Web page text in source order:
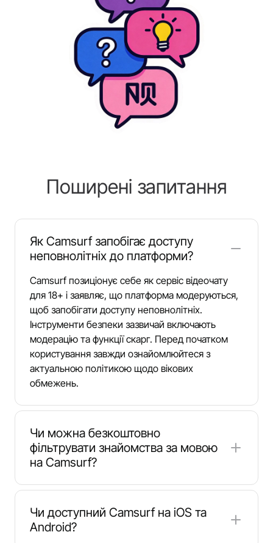
Поширені запитання
Як Camsurf запобігає доступу
неповнолітніх до платформи?
Camsurf позиціонує себе як сервіс відеочату
для 18+ і заявляє, що платформа модеруються,
щоб запобігати доступу неповнолітніх.
Інструменти безпеки зазвичай включають
модерацію та функції скарг. Перед початком
користування завжди ознайомлюйтеся з
актуальною політикою щодо вікових
обмежень.
Чи можна безкоштовно
фільтрувати знайомства за мовою
на Camsurf?
Так. Camsurf дає змогу вибрати бажану мову
без преміум-оновлення, що допомагає системі
підбору з'єднувати вас зі співрозмовниками, з
якими вам буде комфортно спілкуватися.
Чи доступний Camsurf на iOS та
Android?